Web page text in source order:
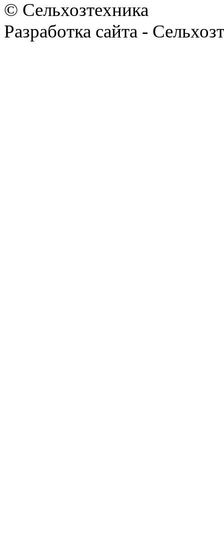
© Сельхозтехника
Разработка сайта -